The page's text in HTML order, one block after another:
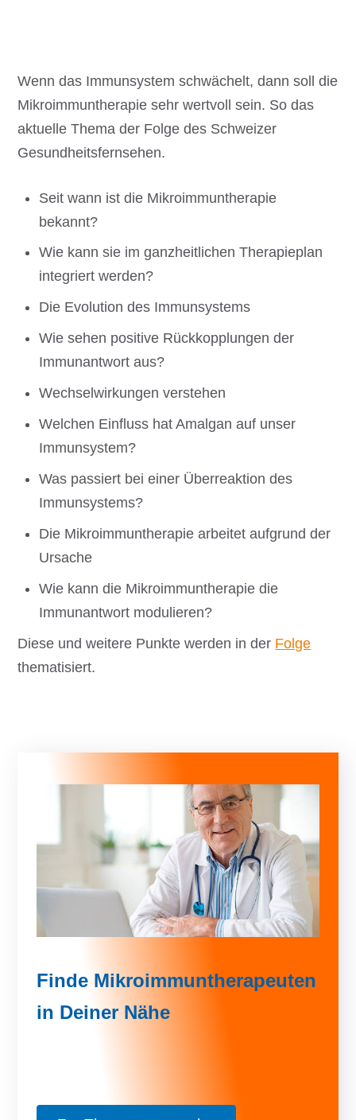
Wenn das Immunsystem schwächelt, dann soll die
Mikroimmuntherapie sehr wertvoll sein. So das
aktuelle Thema der Folge des Schweizer
Gesundheitsfernsehen.
Seit wann ist die Mikroimmuntherapie
bekannt?
Wie kann sie im ganzheitlichen Therapieplan
integriert werden?
Die Evolution des Immunsystems
Wie sehen positive Rückkopplungen der
Immunantwort aus?
Wechselwirkungen verstehen
Welchen Einfluss hat Amalgan auf unser
Immunsystem?
Was passiert bei einer Überreaktion des
Immunsystems?
Die Mikroimmuntherapie arbeitet aufgrund der
Ursache
Wie kann die Mikroimmuntherapie die
Immunantwort modulieren?
Diese und weitere Punkte werden in der Folge
thematisiert.
Finde Mikroimmuntherapeuten
in Deiner Nähe